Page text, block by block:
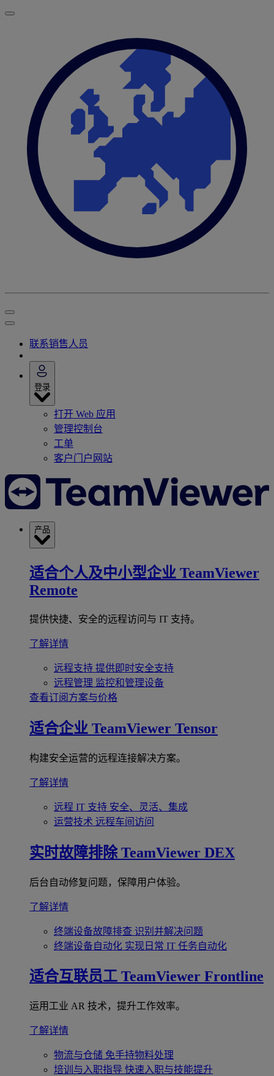
联系销售人员
登录
打开 Web 应用
管理控制台
工单
客户门户网站
产品
适合个人及中小型企业 TeamViewer
Remote
提供快捷、安全的远程访问与 IT 支持。
了解详情
远程支持 提供即时安全支持
远程管理 监控和管理设备
查看订阅方案与价格
适合企业 TeamViewer Tensor
构建安全运营的远程连接解决方案。
了解详情
远程 IT 支持 安全、灵活、集成
运营技术 远程车间访问
实时故障排除 TeamViewer DEX
后台自动修复问题，保障用户体验。
了解详情
终端设备故障排查 识别并解决问题
终端设备自动化 实现日常 IT 任务自动化
适合互联员工 TeamViewer Frontline
运用工业 AR 技术，提升工作效率。
了解详情
物流与仓储 免手持物料处理
培训与入职指导 快速入职与技能提升